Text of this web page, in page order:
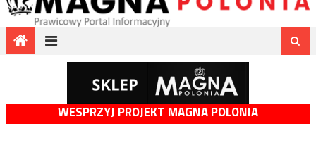
WESPRZYJ PROJEKT MAGNA POLONIA